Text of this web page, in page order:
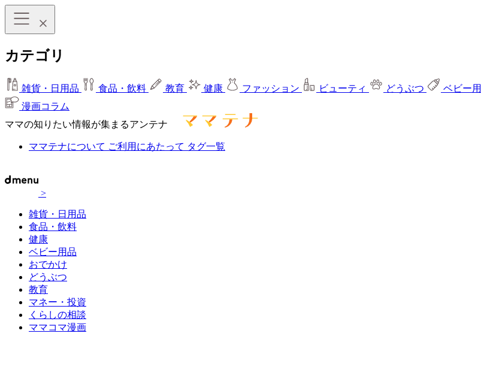
カテゴリ
雑貨・日用品 食品・飲料 教育 健康 ファッション ビューティ どうぶつ ベビー
漫画コラム
ママの知りたい情報が集まるアンテナ
ママテナについて ご利用にあたって タグ一覧
>
雑貨・日用品
食品・飲料
健康
ベビー用品
おでかけ
どうぶつ
教育
マネー・投資
くらしの相談
ママコマ漫画